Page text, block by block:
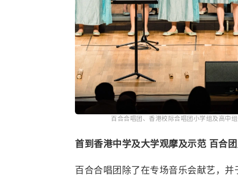
百合合唱团、香港校际合唱团小学组及高中
首到香港中学及大学观摩及示范 百合
百合合唱团除了在专场音乐会献艺，